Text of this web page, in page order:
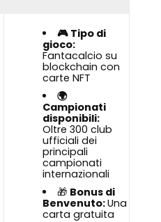
🎮 Tipo di
gioco:
Fantacalcio su
blockchain con
carte NFT
🌍
Campionati
disponibili:
Oltre 300 club
ufficiali dei
principali
campionati
internazionali
🎁 Bonus di
Benvenuto:Una
carta gratuita